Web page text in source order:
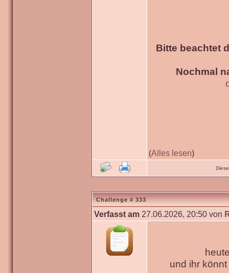
Bitte beachtet
Nochmal
(Alles lesen)
Challenge # 333
Verfasst am 27.06.2026, 20:50 von
und ihr